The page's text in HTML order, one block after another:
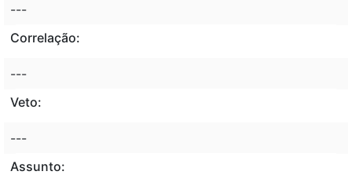
---
Correlação:
---
Veto:
---
Assunto: